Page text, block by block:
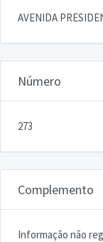
AVENIDA
Número
273
Complemento
Informação não